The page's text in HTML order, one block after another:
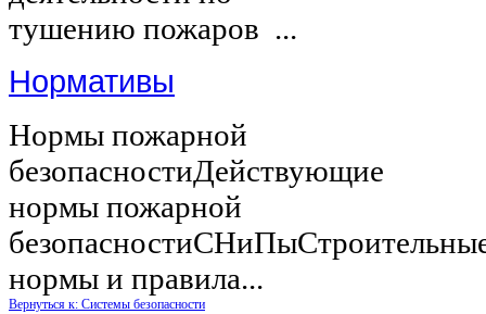
тушению пожаров ...
Нормативы
Нормы пожарной
безопасностиДействующие
нормы пожарной
нормы и правила...
Вернуться к: Системы безопасности